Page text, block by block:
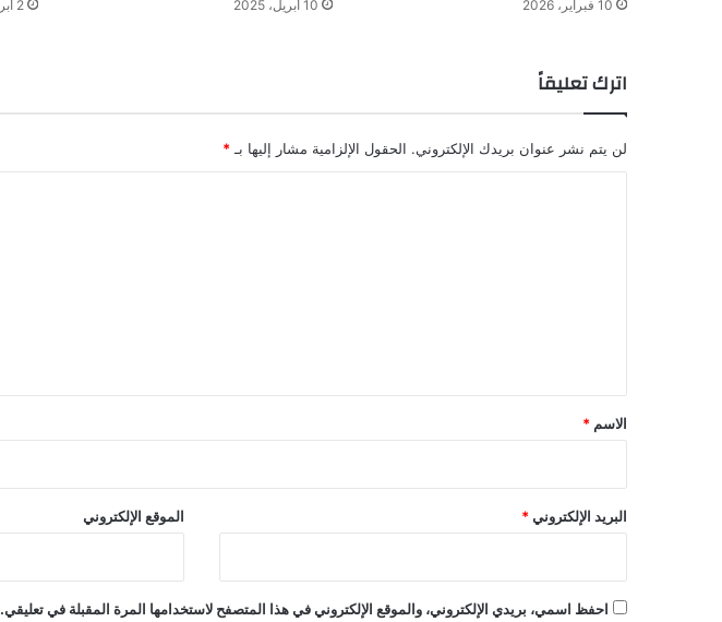
10 فبراير، 2026 10 أبريل، 2025 2 أبريل، 2026
اترك تعليقاً
لن يتم نشر عنوان بريدك الإلكتروني. الحقول الإلزامية مشار إليها بـ *
*
الاسم *
البريد الإلكتروني * الموقع الإلكتروني
احفظ اسمي، بريدي الإلكتروني، والموقع الإلكتروني في هذا المتصفح لاستخدامها المرة المقبلة في تعليقي.